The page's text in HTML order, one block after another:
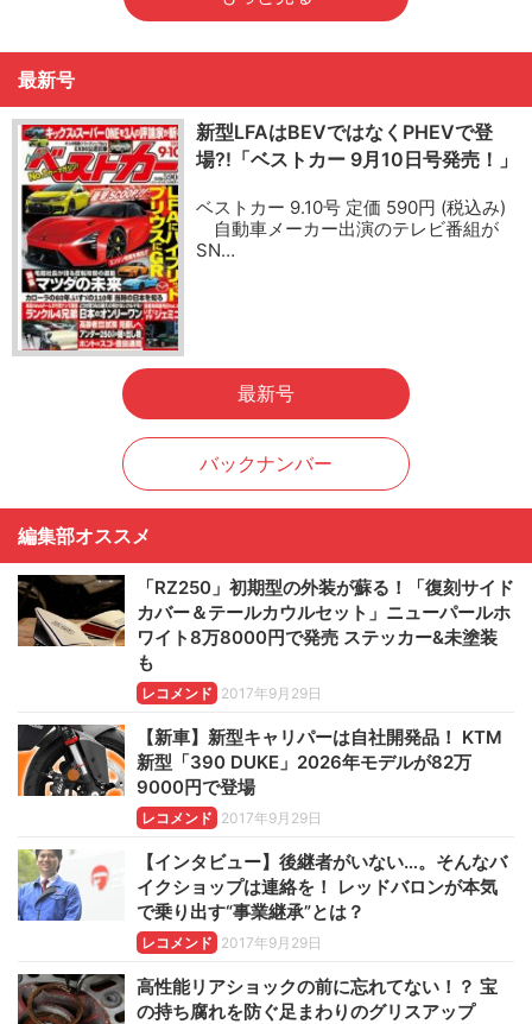
最新号
新型LFAはBEVではなくPHEVで登
場?!「ベストカー 9月10日号発売！」
ベストカー 9.10号 定価 590円 (税込み)
自動車メーカー出演のテレビ番組が
SN…
最新号
バックナンバー
編集部オススメ
「RZ250」初期型の外装が蘇る！「復刻サイド
カバー＆テールカウルセット」ニューパールホ
ワイト8万8000円で発売 ステッカー&未塗装
も
レコメンド 2017年9月29日
【新車】新型キャリパーは自社開発品！ KTM
新型「390 DUKE」2026年モデルが82万
9000円で登場
レコメンド 2017年9月29日
【インタビュー】後継者がいない…。そんなバ
イクショップは連絡を！ レッドバロンが本気
で乗り出す“事業継承”とは？
レコメンド 2017年9月29日
高性能リアショックの前に忘れてない！？ 宝
の持ち腐れを防ぐ足まわりのグリスアップ